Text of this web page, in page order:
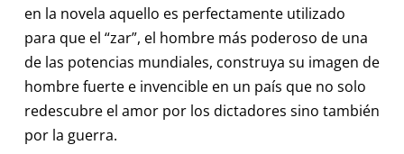
en la novela aquello es perfectamente utilizado
para que el “zar”, el hombre más poderoso de una
de las potencias mundiales, construya su imagen de
hombre fuerte e invencible en un país que no solo
redescubre el amor por los dictadores sino también
por la guerra.